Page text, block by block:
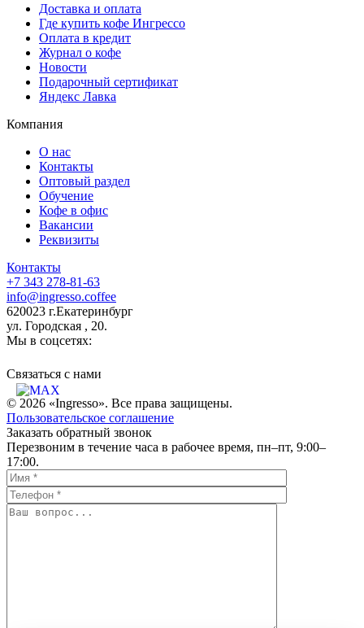
Доставка и оплата
Где купить кофе Ингрессо
Оплата в кредит
Журнал о кофе
Новости
Подарочный сертификат
Яндекс Лавка
Компания
О нас
Контакты
Оптовый раздел
Обучение
Кофе в офис
Вакансии
Реквизиты
Контакты
+7 343 278-81-63
info@ingresso.coffee
620023 г.Екатеринбург
ул. Городская , 20.
Мы в соцсетях:
Связаться c нами
© 2026 «Ingresso». Все права защищены.
Пользовательское соглашение
Заказать обратный звонок
Перезвоним в течение часа в рабочее время, пн–пт, 9:00–
17:00.